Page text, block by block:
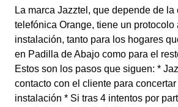
La marca Jazztel, que depende de la
telefónica Orange, tiene un protocolo
instalación, tanto para los hogares
en Padilla de Abajo como para el
Estos son los pasos que siguen: *
contacto con el cliente para
instalación * Si tras 4 intentos por